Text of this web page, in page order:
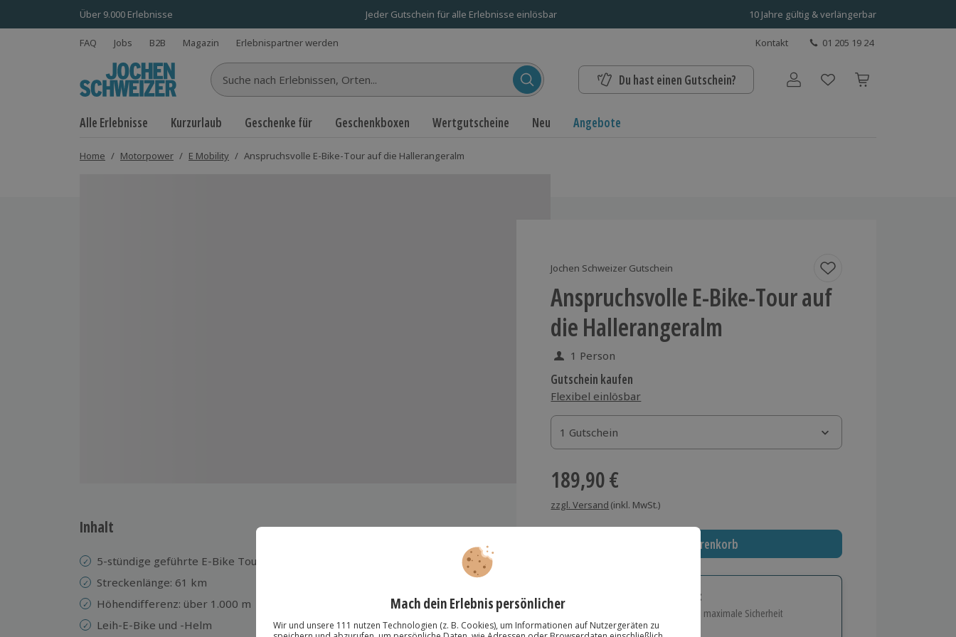
Über 9.000 Erlebnisse Jeder Gutschein für alle Erlebnisse einlösbar 10 Jahre gültig & verlängerbar
FAQ Jobs B2B Magazin Erlebnispartner werden Kontakt 01 205 19 24
Suche nach Erlebnissen... Du hast einen Gutschein? Benutzerkonto
Alle Erlebnisse Kurzurlaub Geschenke für Geschenkboxen Wertgutscheine Neu Angebote
Home / Motorpower / E Mobility / Anspruchsvolle E-Bike-Tour auf die Hallerangeralm
Jochen Schweizer Gutschein
Anspruchsvolle E-Bike-Tour auf
die Hallerangeralm
1 Person
Gutschein kaufen
Flexibel einlösbar
1 Gutschein
1 Gutschein
1 Gutschein
189,90 €
zzgl. Versand (inkl. MwSt.)
In den Warenkorb
Immer das richtige Geschenk:
Große Auswahl, volle Flexibilität und maximale Sicherheit
Inhalt
5-stündige geführte E-Bike Tour zur Hallerbergeralm
Streckenlänge: 61 km
Höhendifferenz: über 1.000 m
Leih-E-Bike und -Helm